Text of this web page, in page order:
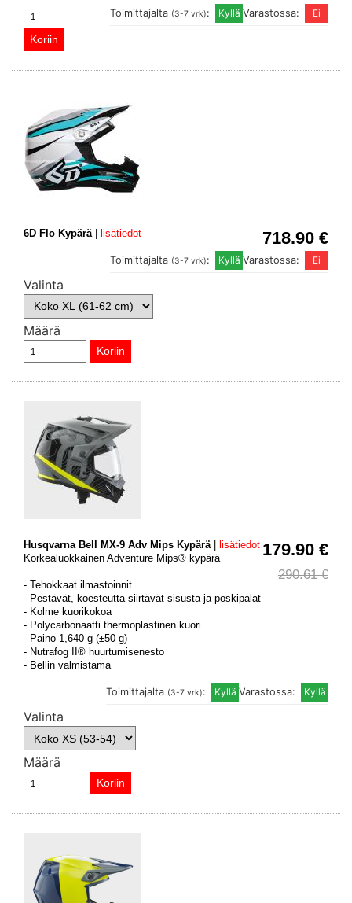
Varastossa:
Toimittajalta (3-7 vrk):
718.90 €
6D Flo Kypärä | lisätiedot
Varastossa:
Toimittajalta (3-7 vrk):
Valinta
Määrä
179.90 €
290.61 €
Husqvarna Bell MX-9 Adv Mips Kypärä|
lisätiedot
Korkealuokkainen Adventure Mips® kypärä
- Tehokkaat ilmastoinnit
- Pestävät, koesteutta siirtävät sisusta ja poskipalat
- Kolme kuorikokoa
- Polycarbonaatti thermoplastinen kuori
- Paino 1,640 g (±50 g)
- Nutrafog II® huurtumisenesto
- Bellin valmistama
Varastossa:
Toimittajalta (3-7 vrk):
Valinta
Määrä